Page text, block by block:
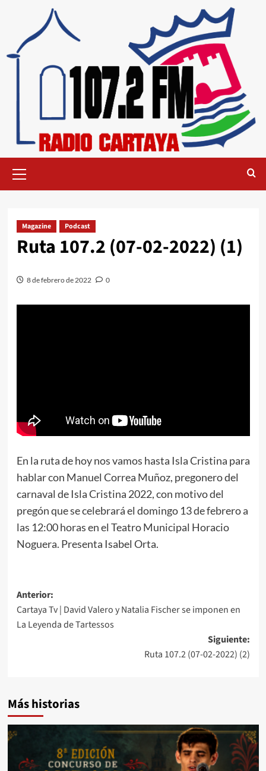
Magazine Podcast
Ruta 107.2 (07-02-2022) (1)
8 de febrero de 2022 0
En la ruta de hoy nos vamos hasta Isla Cristina para
hablar con Manuel Correa Muñoz, pregonero del
carnaval de Isla Cristina 2022, con motivo del
pregón que se celebrará el domingo 13 de febrero a
las 12:00 horas en el Teatro Municipal Horacio
Noguera. Presenta Isabel Orta.
Anterior:
Cartaya Tv | David Valero y Natalia Fischer se imponen en
La Leyenda de Tartessos
Siguiente:
Ruta 107.2 (07-02-2022) (2)
Más historias